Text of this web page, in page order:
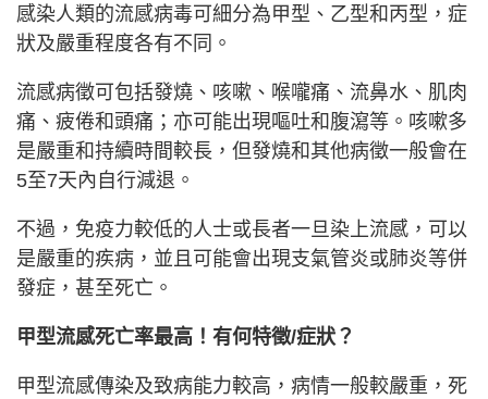
感染人類的流感病毒可細分為甲型、乙型和丙型，症
狀及嚴重程度各有不同。
流感病徵可包括發燒、咳嗽、喉嚨痛、流鼻水、肌肉
痛、疲倦和頭痛；亦可能出現嘔吐和腹瀉等。咳嗽多
是嚴重和持續時間較長，但發燒和其他病徵一般會在
5至7天內自行減退。
不過，免疫力較低的人士或長者一旦染上流感，可以
是嚴重的疾病，並且可能會出現支氣管炎或肺炎等併
發症，甚至死亡。
甲型流感死亡率最高！有何特徵/症狀？
甲型流感傳染及致病能力較高，病情一般較嚴重，死